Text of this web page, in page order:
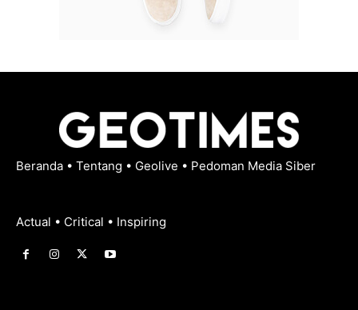
Beranda • Tentang • Geolive • Pedoman Media Siber
Actual • Critical • Inspiring